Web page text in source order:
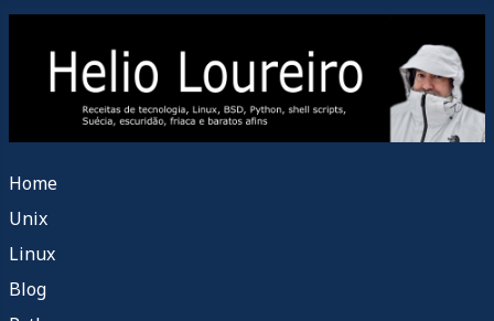
Home
Unix
Linux
Blog